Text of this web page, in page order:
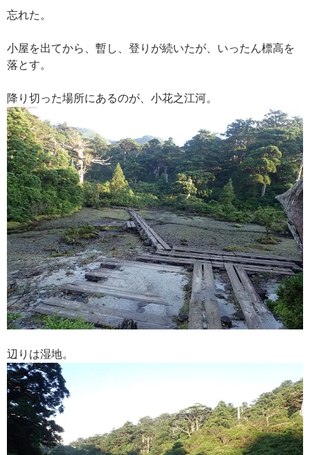
忘れた。
小屋を出てから、暫し、登りが続いたが、いったん標高を
落とす。
降り切った場所にあるのが、小花之江河。
辺りは湿地。